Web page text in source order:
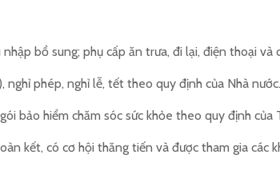
bổ sung; phụ cấp ăn trưa, đi lại, điện thoại và
nghỉ phép, nghỉ lễ, tết theo quy định của Nhà nước.
bảo hiểm chăm sóc sức khỏe theo quy định của
kết, có cơ hội thăng tiến và được tham gia các